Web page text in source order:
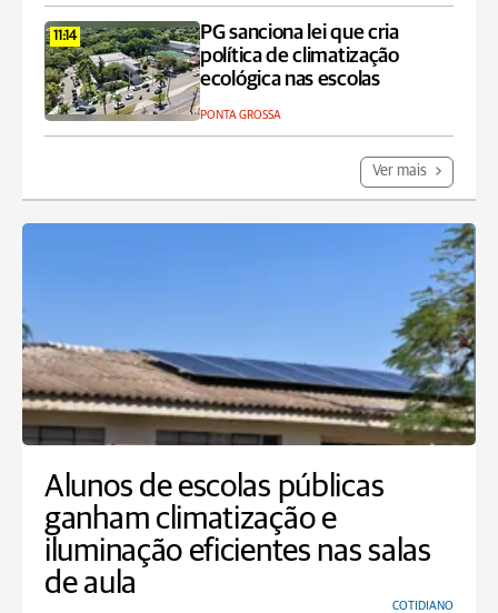
11:14
PG sanciona lei que cria
política de climatização
ecológica nas escolas
PONTA GROSSA
Ver mais
Alunos de escolas públicas
ganham climatização e
iluminação eficientes nas salas
de aula
COTIDIANO